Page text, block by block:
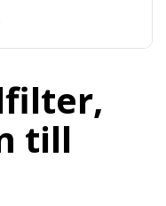
till